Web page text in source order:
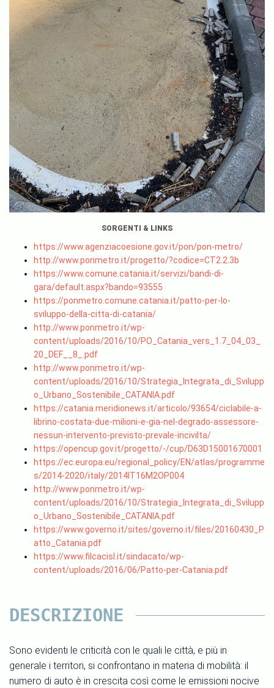
SORGENTI & LINKS
https://www.agenziacoesione.gov.it/pon/pon-metro/
http://www.ponmetro.it/progetto/?codice=CT2.2.3b
https://www.comune.catania.it/servizi/bandi-di-
gara/default.aspx?bando=93555
https://ponmetro.comune.catania.it/patto-per-lo-
sviluppo-della-citta-di-catania/
http://www.ponmetro.it/wp-
content/uploads/2016/10/PO_Catania_vers_1.7_04_03_
20_DEF__8_.pdf
http://www.ponmetro.it/wp-
content/uploads/2016/10/Strategia_Integrata_di_Svilupp
o_Urbano_Sostenibile_CATANIA.pdf
https://catania.meridionews.it/articolo/93654/ciclabile-a-
librino-costata-due-milioni-e-gia-nel-degrado-assessore-
nessun-intervento-previsto-prevale-incivilta/
https://opencup.gov.it/progetto/-/cup/D63D15001670001
https://ec.europa.eu/regional_policy/EN/atlas/programme
s/2014-2020/italy/2014IT16M2OP004
http://www.ponmetro.it/wp-
content/uploads/2016/10/Strategia_Integrata_di_Svilupp
o_Urbano_Sostenibile_CATANIA.pdf
https://www.governo.it/sites/governo.it/files/20160430_P
atto_Catania.pdf
https://www.filcacisl.it/sindacato/wp-
content/uploads/2016/06/Patto-per-Catania.pdf
DESCRIZIONE
Sono evidenti le criticità con le quali le città, e più in
generale i territori, si confrontano in materia di mobilità: il
numero di auto è in crescita così come le emissioni nocive